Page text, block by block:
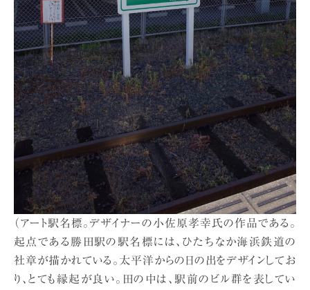
（アート駅名標。デザイナーの小佐原孝幸氏の作品である。
起点である勝田駅の駅名標には、ひたちなか海浜鉄道の
社章が描かれている。太平洋からの日の出をデザインしてお
り、とても縁起が良い。田の中は、駅前のビル群を表してい